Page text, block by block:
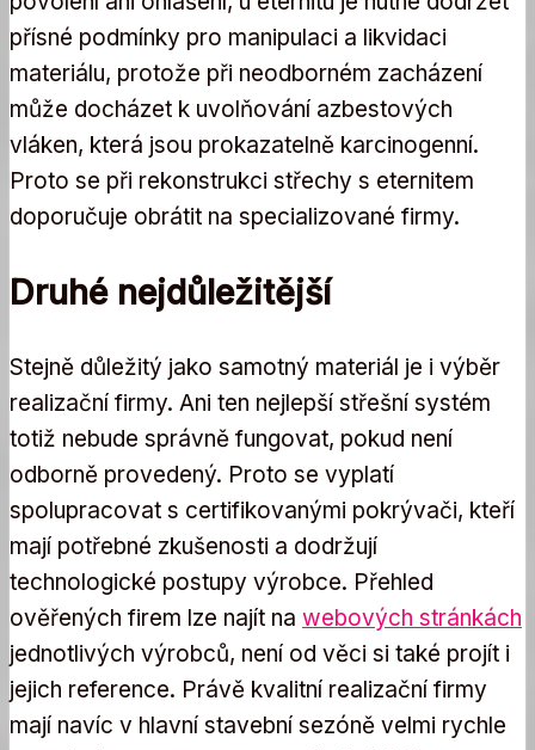
přísné podmínky pro manipulaci a likvidaci
materiálu, protože při neodborném zacházení
může docházet k uvolňování azbestových
vláken, která jsou prokazatelně karcinogenní.
Proto se při rekonstrukci střechy s eternitem
doporučuje obrátit na specializované firmy.
Druhé nejdůležitější
Stejně důležitý jako samotný materiál je i výběr
realizační firmy. Ani ten nejlepší střešní systém
totiž nebude správně fungovat, pokud není
odborně provedený. Proto se vyplatí
spolupracovat s certifikovanými pokrývači, kteří
mají potřebné zkušenosti a dodržují
technologické postupy výrobce. Přehled
ověřených firem lze najít na webových stránkách
jednotlivých výrobců, není od věci si také projít i
jejich reference. Právě kvalitní realizační firmy
mají navíc v hlavní stavební sezóně velmi rychle